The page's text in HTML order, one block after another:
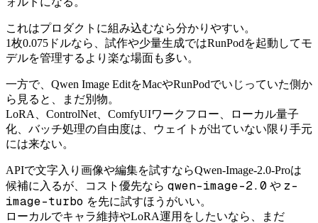
これはプロダクトに組み込むなら分かりやすい。
1枚0.075ドルなら、試作や少量生成ではRunPodを起動してモ
デルを管理するより楽な場面も多い。
一方で、Qwen Image EditをMacやRunPodでいじっていた側か
ら見ると、まだ別物。
LoRA、ControlNet、ComfyUIワークフロー、ローカル量子
化、バッチ処理の自由度は、ウェイトが出ていない限り手元
には来ない。
APIで文字入り画像や編集を試すならQwen-Image-2.0-Proは
候補に入るが、コスト優先なら qwen-image-2.0 や z-
image-turbo を先に試すほうがいい。
ローカルでキャラ維持やLoRA運用をしたいなら、まだ